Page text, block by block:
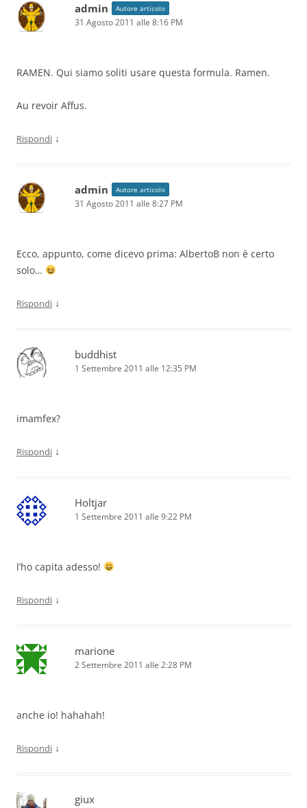
admin Autore articolo
31 Agosto 2011 alle 8:16 PM
RAMEN. Qui siamo soliti usare questa formula. Ramen.
Au revoir Affus.
Rispondi ↓
admin Autore articolo
31 Agosto 2011 alle 8:27 PM
Ecco, appunto, come dicevo prima: AlbertoB non è certo
solo…
Rispondi ↓
buddhist
1 Settembre 2011 alle 12:35 PM
imamfex?
Rispondi ↓
Holtjar
1 Settembre 2011 alle 9:22 PM
l’ho capita adesso!
Rispondi ↓
marione
2 Settembre 2011 alle 2:28 PM
anche io! hahahah!
Rispondi ↓
giux